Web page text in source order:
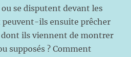
se disputent devant les
ils ensuite prêcher
dont ils viennent de montrer
supposés ? Comment